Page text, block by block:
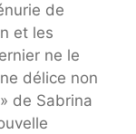
de
et les
ne le
délice non
de Sabrina